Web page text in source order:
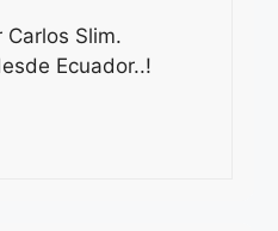
Carlos Slim.
Ecuador..!